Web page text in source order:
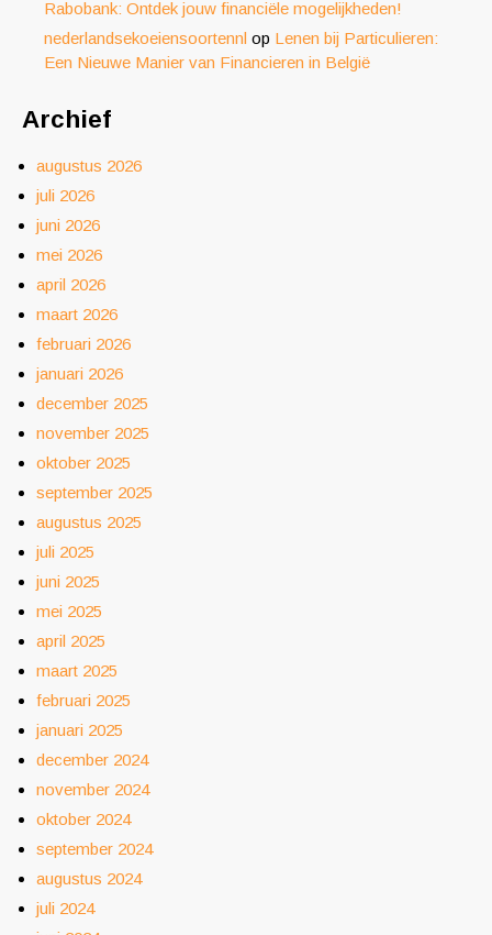
Rabobank: Ontdek jouw financiële mogelijkheden!
nederlandsekoeiensoortennl op Lenen bij Particulieren:
Een Nieuwe Manier van Financieren in België
Archief
augustus 2026
juli 2026
juni 2026
mei 2026
april 2026
maart 2026
februari 2026
januari 2026
december 2025
november 2025
oktober 2025
september 2025
augustus 2025
juli 2025
juni 2025
mei 2025
april 2025
maart 2025
februari 2025
januari 2025
december 2024
november 2024
oktober 2024
september 2024
augustus 2024
juli 2024